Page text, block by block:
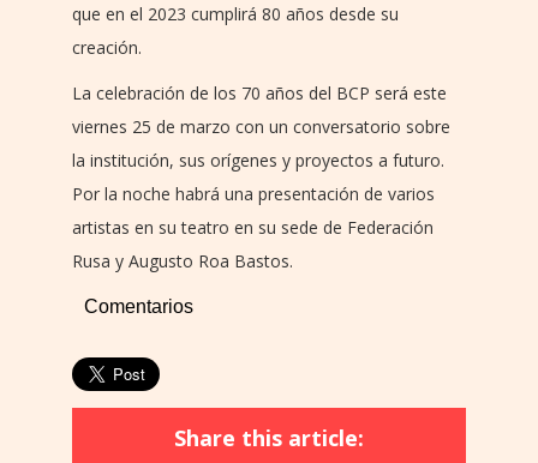
que en el 2023 cumplirá 80 años desde su
creación.
La celebración de los 70 años del BCP será este
viernes 25 de marzo con un conversatorio sobre
la institución, sus orígenes y proyectos a futuro.
Por la noche habrá una presentación de varios
artistas en su teatro en su sede de Federación
Rusa y Augusto Roa Bastos.
Comentarios
Share this article: